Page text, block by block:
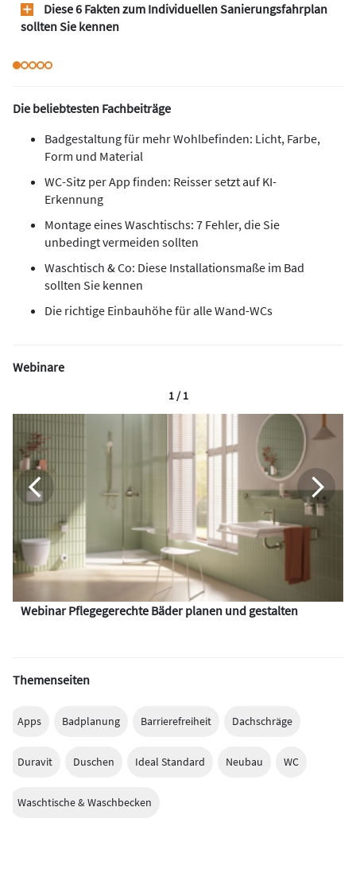
Diese 6 Fakten zum Individuellen Sanierungsfahrplan
sollten Sie kennen
Die beliebtesten Fachbeiträge
Badgestaltung für mehr Wohlbefinden: Licht, Farbe,
Form und Material
WC-Sitz per App finden: Reisser setzt auf KI-
Erkennung
Montage eines Waschtischs: 7 Fehler, die Sie
unbedingt vermeiden sollten
Waschtisch & Co: Diese Installationsmaße im Bad
sollten Sie kennen
Die richtige Einbauhöhe für alle Wand-WCs
Webinare
Webinar Pflegegerechte Bäder planen und gestalten
1 / 1
Themenseiten
Apps Badplanung Barrierefreiheit Dachschräge
Duravit Duschen Ideal Standard Neubau WC
Waschtische & Waschbecken